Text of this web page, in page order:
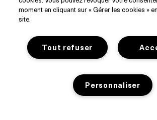
Suivre ma commande
Consignes de tri
WhatsApp (+33)1 82 88 38 88
Nous Contacter
Contacte le Fournisseur
Livraison et Retours
Instagram
Politique de Confidentialité
moment en cliquant sur « Gérer les cookies »
site.
Tout refuser
Personnaliser